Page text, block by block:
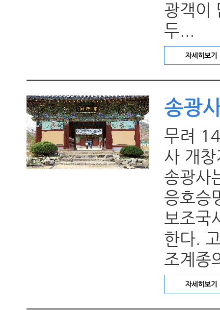
광객이
두...
자세히보기
송광
무려
사 개
송광사
응호승
보조국
한다.
조계종
자세히보기